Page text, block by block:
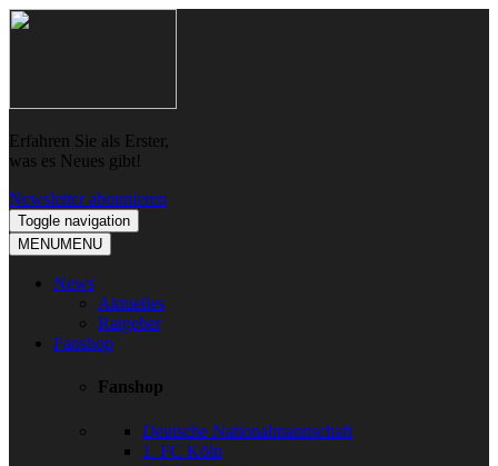
Skip
Skip
Erfahren Sie als Erster,
was es Neues gibt!
Newsletter abonnieren
Toggle navigation
MENUMENU
News
Aktuelles
Ratgeber
Fanshop
Fanshop
Deutsche Nationalmannschaft
1. FC Köln